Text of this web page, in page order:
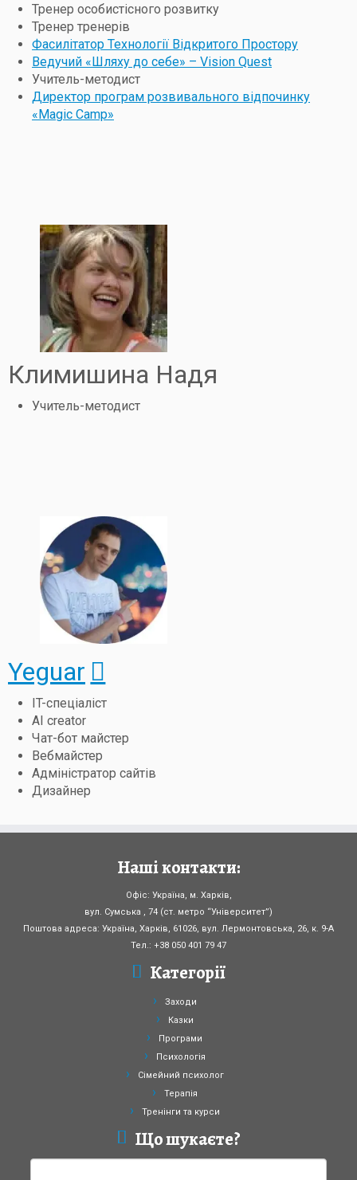
Тренер особистісного розвитку
Тренер тренерів
Фасилітатор Технології Відкритого Простору
Ведучий «Шляху до себе» – Vision Quest
Учитель-методист
Директор програм розвивального відпочинку
«Magic Camp»
Климишина Надя
Учитель-методист
Yeguar
IT-спеціаліст
AI creator
Чат-бот майстер
Вебмайстер
Адміністратор сайтів
Дизайнер
Наші контакти:
Офіс: Україна, м. Харків,
вул. Сумська , 74 (ст. метро “Університет”)
Поштова адреса: Україна, Харків, 61026, вул. Лермонтовська, 26, к. 9-А
Тел.: +38 050 401 79 47
Категорії
Заходи
Казки
Програми
Психологія
Сімейний психолог
Терапія
Тренінги та курси
Що шукаєте?